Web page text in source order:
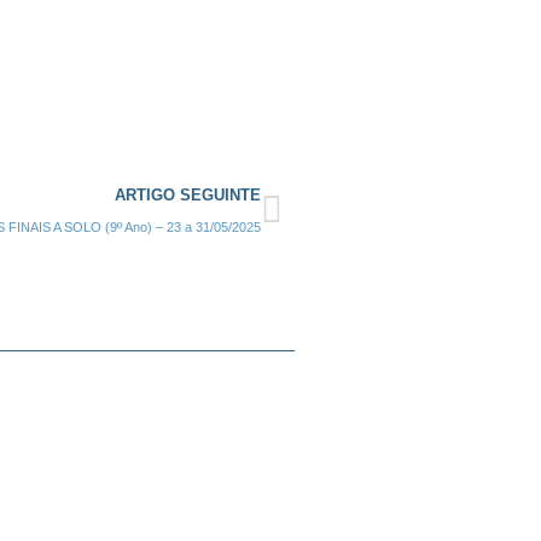
ARTIGO SEGUINTE
FINAIS A SOLO (9º Ano) – 23 a 31/05/2025